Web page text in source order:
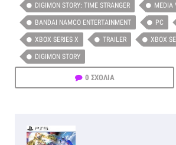
DIGIMON STORY: TIME STRANGER MEDIA
BANDAI NAMCO ENTERTAINMENT PC
XBOX SERIES X TRAILER XBOX
DIGIMON STORY
0 ΣΧΟΛΙΑ